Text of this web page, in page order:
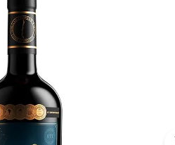
leite
vinho
leite pó